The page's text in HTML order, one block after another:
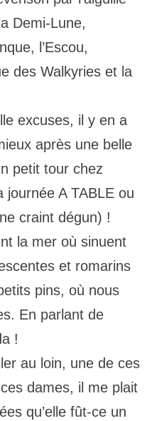
Demi-Lune,
l’Escou,
des Walkyries et la
excuses, il y en a
après une belle
petit tour chez
A TABLE ou
craint dégun) !
la mer où sinuent
et romarins
pins, où nous
En parlant de
!
au loin, une de ces
dames, il me plait
qu’elle fût-ce un